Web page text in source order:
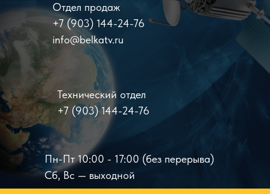
Отдел продаж
+7 (903) 144-24-76
info@belkatv.ru
Пн-Пт 10:00 - 17:00 (без перерыва)
Сб, Вс — выходной
Технический отдел
+7 (903) 144-24-76